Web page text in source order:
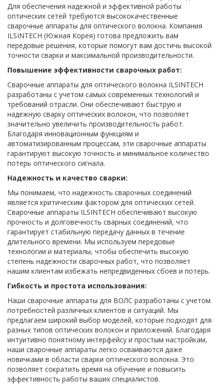
Для обеспечения надежной и эффективной работы
оптических сетей требуются высококачественные
сварочные аппараты для оптического волокна. Компания
ILSINTECH (Южная Корея) готова предложить вам
передовые решения, которые помогут вам достичь высокой
точности сварки и максимальной производительности.
Повышение эффективности сварочных работ:
Сварочные аппараты для оптического волокна ILSINTECH
разработаны с учетом самых современных технологий и
требований отрасли. Они обеспечивают быструю и
надежную сварку оптических волокон, что позволяет
значительно увеличить производительность работ.
Благодаря инновационным функциям и
автоматизированным процессам, эти сварочные аппараты
гарантируют высокую точность и минимальное количество
потерь оптического сигнала.
Надежность и качество сварки:
Мы понимаем, что надежность сварочных соединений
является критическим фактором для оптических сетей.
Сварочные аппараты ILSINTECH обеспечивают высокую
прочность и долговечность сварных соединений, что
гарантирует стабильную передачу данных в течение
длительного времени. Мы используем передовые
технологии и материалы, чтобы обеспечить высокую
степень надежности сварочных работ, что позволяет
нашим клиентам избежать непредвиденных сбоев и потерь.
Гибкость и простота использования:
Наши сварочные аппараты для ВОЛС разработаны с учетом
потребностей различных клиентов и ситуаций. Мы
предлагаем широкий выбор моделей, которые подходят для
разных типов оптических волокон и приложений. Благодаря
интуитивно понятному интерфейсу и простым настройкам,
наши сварочные аппараты легко осваиваются даже
новичками в области сварки оптического волокна. Это
позволяет сократить время на обучение и повысить
эффективность работы ваших специалистов.